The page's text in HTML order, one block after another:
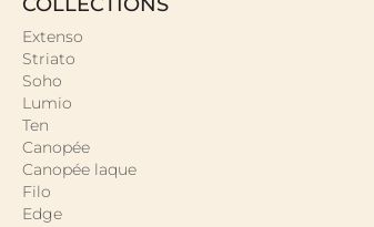
COLLECTIONS
Extenso
Striato
Soho
Lumio
Ten
Canopée
Canopée laque
Filo
Edge